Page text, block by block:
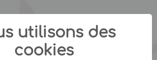
utilisons des
cookies